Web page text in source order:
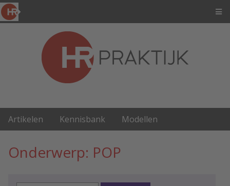
Artikelen Kennisbank Modellen
Onderwerp: POP